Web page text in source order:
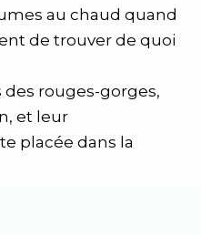
au chaud quand
de trouver de quoi
rouges-gorges,
et leur
placée dans la